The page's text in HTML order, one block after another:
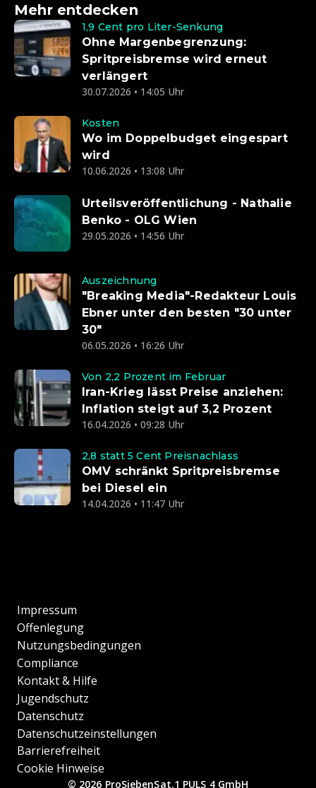
Mehr entdecken
1,9 Cent pro Liter-Senkung
Ohne Margenbegrenzung:
Spritpreisbremse wird erneut
verlängert
30.07.2026 • 14:05 Uhr
Kosten
Wo im Doppelbudget eingespart
wird
10.06.2026 • 13:08 Uhr
Urteilsveröffentlichung - Nathalie
Benko - OLG Wien
29.05.2026 • 14:56 Uhr
Auszeichnung
"Breaking Media"-Redakteur Louis
Ebner unter den besten "30 unter
30"
06.05.2026 • 16:26 Uhr
Von 2,2 Prozent im Februar
Iran-Krieg lässt Preise anziehen:
Inflation steigt auf 3,2 Prozent
16.04.2026 • 09:28 Uhr
2,8 statt 5 Cent Preisnachlass
OMV schränkt Spritpreisbremse
bei Diesel ein
14.04.2026 • 11:47 Uhr
Impressum
Offenlegung
Nutzungsbedingungen
Compliance
Kontakt & Hilfe
Jugendschutz
Datenschutz
Datenschutzeinstellungen
Barrierefreiheit
Cookie Hinweise
© 2026 ProSiebenSat.1 PULS 4 GmbH